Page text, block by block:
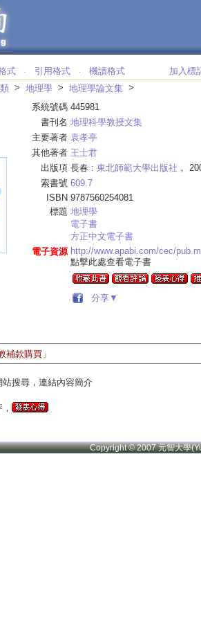
式 ‧ 引用格式 ‧ 機讀格式 加入標
> 地理學 > 地理學論文集 >
系統號碼 445981
書刊名 地理科學教授文集
主要著者 袁孝亭
其他著者 王士君
出版項 長春 : 東北師範大學出版社 ，
索書號 609.7
ISBN 9787560254081
標題 地理學
電子書
方正中文電子書
電子資源 http://www.apabi.com/cec/
點擊此處查看電子書
分享▼
補款購買」
站搜尋，連結內容簡介
Copyright © 2007 元智大學